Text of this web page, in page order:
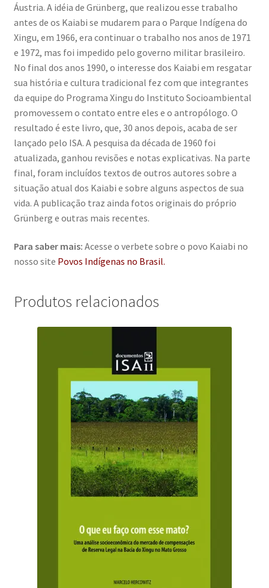
Áustria. A idéia de Grünberg, que realizou esse trabalho
antes de os Kaiabi se mudarem para o Parque Indígena do
Xingu, em 1966, era continuar o trabalho nos anos de 1971
e 1972, mas foi impedido pelo governo militar brasileiro.
No final dos anos 1990, o interesse dos Kaiabi em resgatar
sua história e cultura tradicional fez com que integrantes
da equipe do Programa Xingu do Instituto Socioambiental
promovessem o contato entre eles e o antropólogo. O
resultado é este livro, que, 30 anos depois, acaba de ser
lançado pelo ISA. A pesquisa da década de 1960 foi
atualizada, ganhou revisões e notas explicativas. Na parte
final, foram incluídos textos de outros autores sobre a
situação atual dos Kaiabi e sobre alguns aspectos de sua
vida. A publicação traz ainda fotos originais do próprio
Grünberg e outras mais recentes.
Para saber mais: Acesse o verbete sobre o povo Kaiabi no
nosso site Povos Indígenas no Brasil.
Produtos relacionados